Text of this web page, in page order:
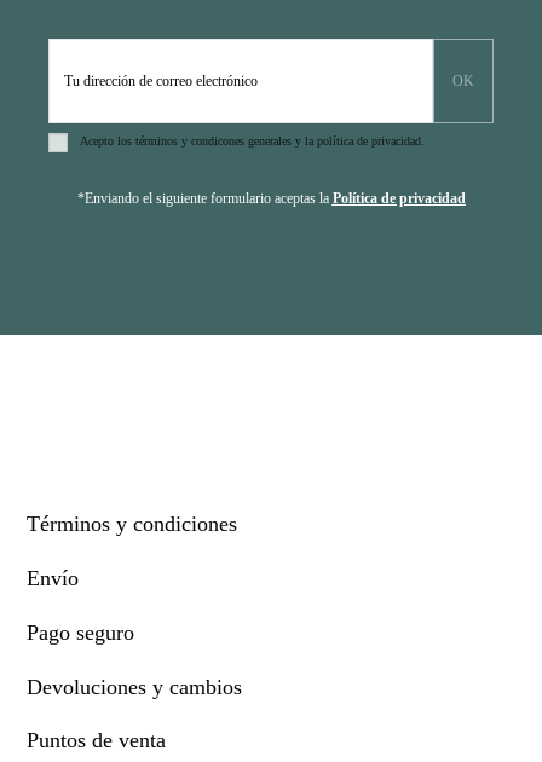
Acepto los términos y condicones generales y la política de privacidad
*Enviando el siguiente formulario aceptas la Política de privacidad
Términos y condiciones
Envío
Pago seguro
Devoluciones y cambios
Puntos de venta